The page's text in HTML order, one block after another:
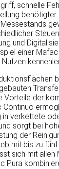
schnelle
und
einer
Vorteile der
Continuo
in verkettete
sorgt bei
der
mit bis zu
sich mit allen
Pura